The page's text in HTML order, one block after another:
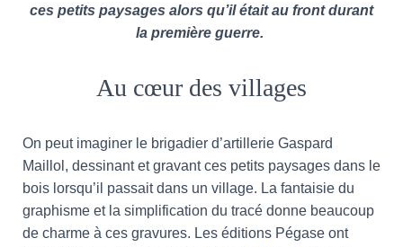
A
ces petits paysages alors qu’il était au front durant
la première guerre.
Au cœur des villages
On peut imaginer le brigadier d’artillerie Gaspard
Maillol, dessinant et gravant ces petits paysages dans le
bois lorsqu’il passait dans un village. La fantaisie du
graphisme et la simplification du tracé donne beaucoup
de charme à ces gravures. Les éditions Pégase ont